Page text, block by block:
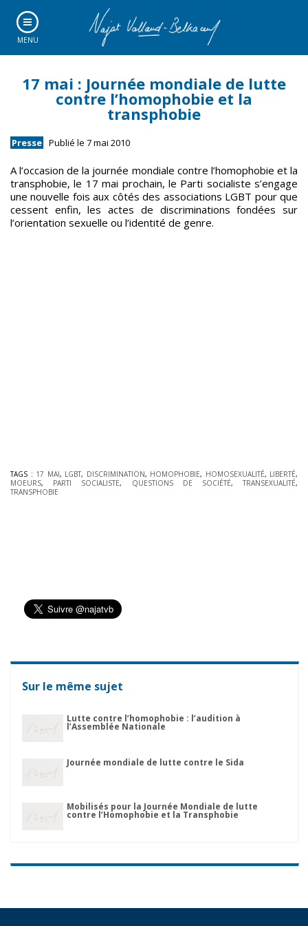
MENU
17 mai : Journée mondiale de lutte
contre l’homophobie et la
transphobie
Presse Publié le 7 mai 2010
A l’occasion de la journée mondiale contre l’homophobie et la
transphobie, le 17 mai prochain, le Parti socialiste s’engage
une nouvelle fois aux côtés des associations LGBT pour que
cessent enfin, les actes de discriminations fondées sur
l’orientation sexuelle ou l’identité de genre.
TAGS : 17 MAI, LGBT, DISCRIMINATION, HOMOPHOBIE, HOMOSEXUALITÉ, LIBERTÉ,
MOEURS, PARTI SOCIALISTE, QUESTIONS DE SOCIÉTÉ,TRANSEXUALITÉ,
TRANSPHOBIE
Sur le même sujet
Lutte contre l’homophobie : l’audition à
l’Assemblée Nationale
Journée mondiale de lutte contre le Sida
Mobilisés pour la Journée Mondiale de lutte
contre l’Homophobie et la Transphobie